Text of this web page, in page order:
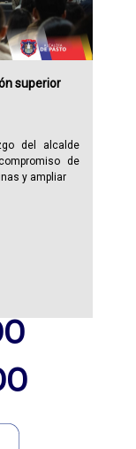
superior
del alcalde
de
y ampliar